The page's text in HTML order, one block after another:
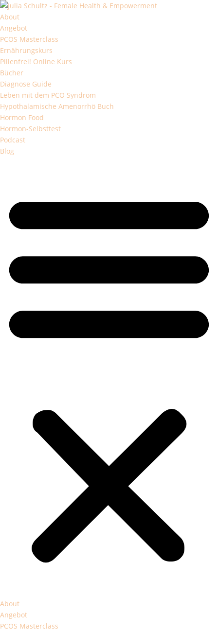
About
Angebot
PCOS Masterclass
Ernährungskurs
Pillenfrei! Online Kurs
Bücher
Diagnose Guide
Leben mit dem PCO Syndrom
Hypothalamische Amenorrhö Buch
Hormon Food
Hormon-Selbsttest
Podcast
Blog
About
Angebot
PCOS Masterclass